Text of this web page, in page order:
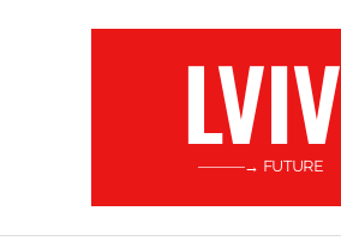
LVIV
———→ FUTURE